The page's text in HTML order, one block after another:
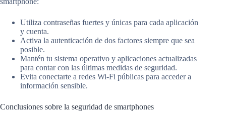
Utiliza contraseñas fuertes y únicas para cada aplicación
y cuenta.
Activa la autenticación de dos factores siempre que sea
posible.
Mantén tu sistema operativo y aplicaciones actualizadas
para contar con las últimas medidas de seguridad.
Evita conectarte a redes Wi-Fi públicas para acceder a
información sensible.
Conclusiones sobre la seguridad de smartphones